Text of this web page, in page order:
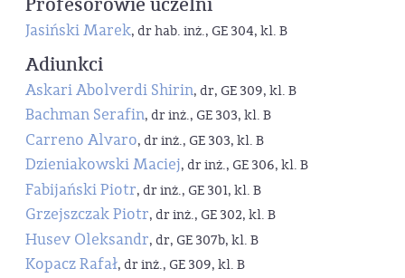
Jasiński Marek, dr hab. inż., GE 304, kl. B
Adiunkci
Askari Abolverdi Shirin, dr, GE 309, kl. B
Bachman Serafin, dr inż., GE 303, kl. B
Carreno Alvaro, dr inż., GE 303, kl. B
Dzieniakowski Maciej, dr inż., GE 306, kl. B
Fabijański Piotr, dr inż., GE 301, kl. B
Grzejszczak Piotr, dr inż., GE 302, kl. B
Husev Oleksandr, dr, GE 307b, kl. B
Kopacz Rafał, dr inż., GE 309, kl. B